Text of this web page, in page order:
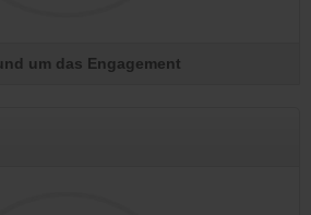
um das Engagement